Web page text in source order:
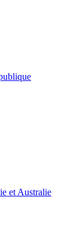
et Australie